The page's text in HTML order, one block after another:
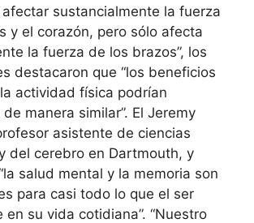
sustancialmente la fuerza
y el corazón, pero sólo afecta
la fuerza de los brazos”, los
destacaron que “los beneficios
actividad física podrían
manera similar”. El Jeremy
asistente de ciencias
del cerebro en Dartmouth, y
salud mental y la memoria son
para casi todo lo que el ser
en su vida cotidiana”. “Nuestro